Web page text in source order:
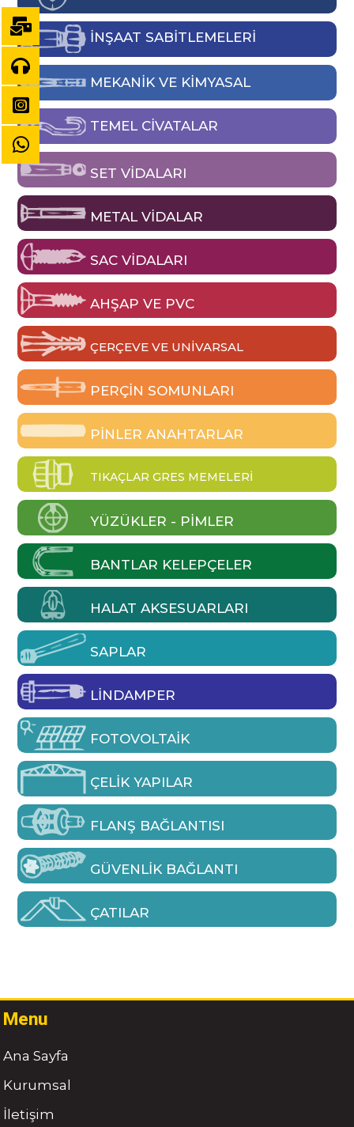
İNŞAAT SABİTLEMELERİ
MEKANIK VE KIMYASAL
TEMEL CIVATALAR
SET VIDALARI
METAL VIDALAR
SAC VIDALARI
AHŞAP VE PVC
ÇERÇEVE VE UNIVARSAL
PERÇIN SOMUNLARI
PINLER ANAHTARLAR
TIKAÇLAR GRES MEMELERI
YÜZÜKLER - PIMLER
BANTLAR KELEPÇELER
HALAT AKSESUARLARI
SAPLAR
LINDAMPER
FOTOVOLTAIK
ÇELIK YAPILAR
FLANŞ BAĞLANTISI
GÜVENLIK BAĞLANTI
ÇATILAR
Menu
Ana Sayfa
Kurumsal
İletişim